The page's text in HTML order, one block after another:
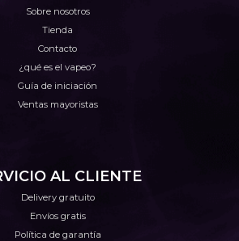
Sobre nosotros
Tienda
Contacto
¿qué es el vapeo?
Guía de iniciación
Ventas mayoristas
AL CLIENTE
Delivery gratuito
Envíos gratis
Política de garantía